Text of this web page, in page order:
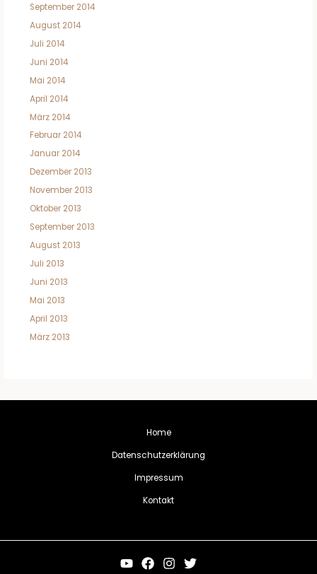
September 2014
August 2014
Juli 2014
Juni 2014
Mai 2014
April 2014
März 2014
Februar 2014
Januar 2014
Dezember 2013
November 2013
Oktober 2013
September 2013
August 2013
Juli 2013
Juni 2013
Mai 2013
April 2013
März 2013
Home
Datenschutzerklärung
Impressum
Kontakt